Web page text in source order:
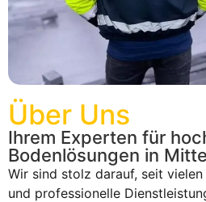
Über Uns
Ihrem Experten für
Bodenlösungen in
Wir sind stolz darauf, seit
und professionelle